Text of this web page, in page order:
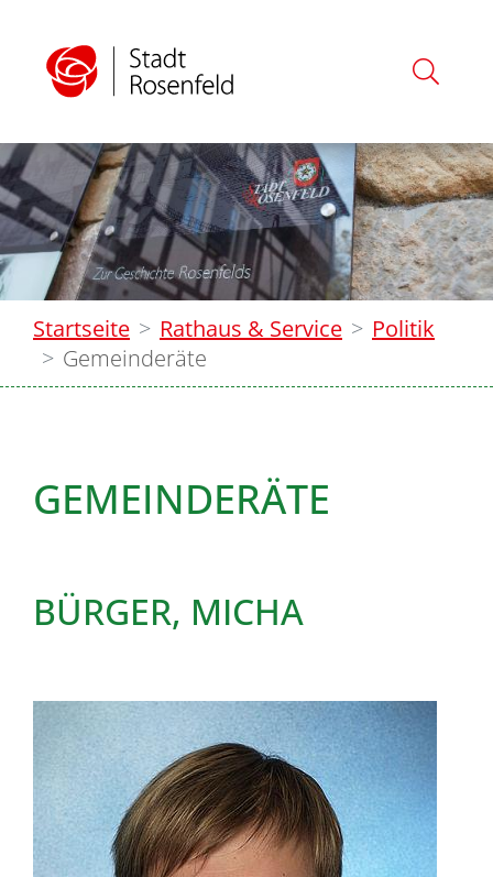
Startseite Rathaus & Service
Politik
Gemeinderäte
GEMEINDERÄTE
BÜRGER, MICHA